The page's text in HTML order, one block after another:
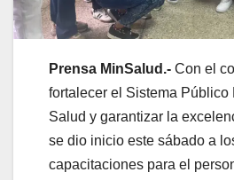
Prensa MinSalud.- Con el
fortalecer el Sistema Público
Salud y garantizar la
se dio inicio este sábado a
capacitaciones para el